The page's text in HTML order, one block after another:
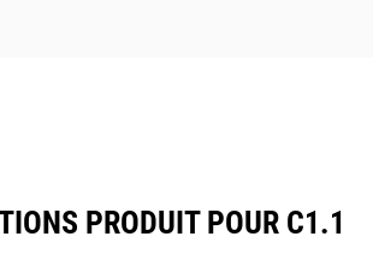
PRODUIT POUR C1.1